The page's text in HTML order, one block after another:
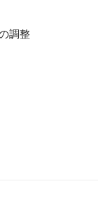
調整